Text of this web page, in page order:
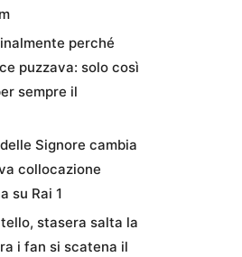
perché
puzzava: solo così
sempre il
Signore cambia
collocazione
su Rai 1
stasera salta la
i fan si scatena il